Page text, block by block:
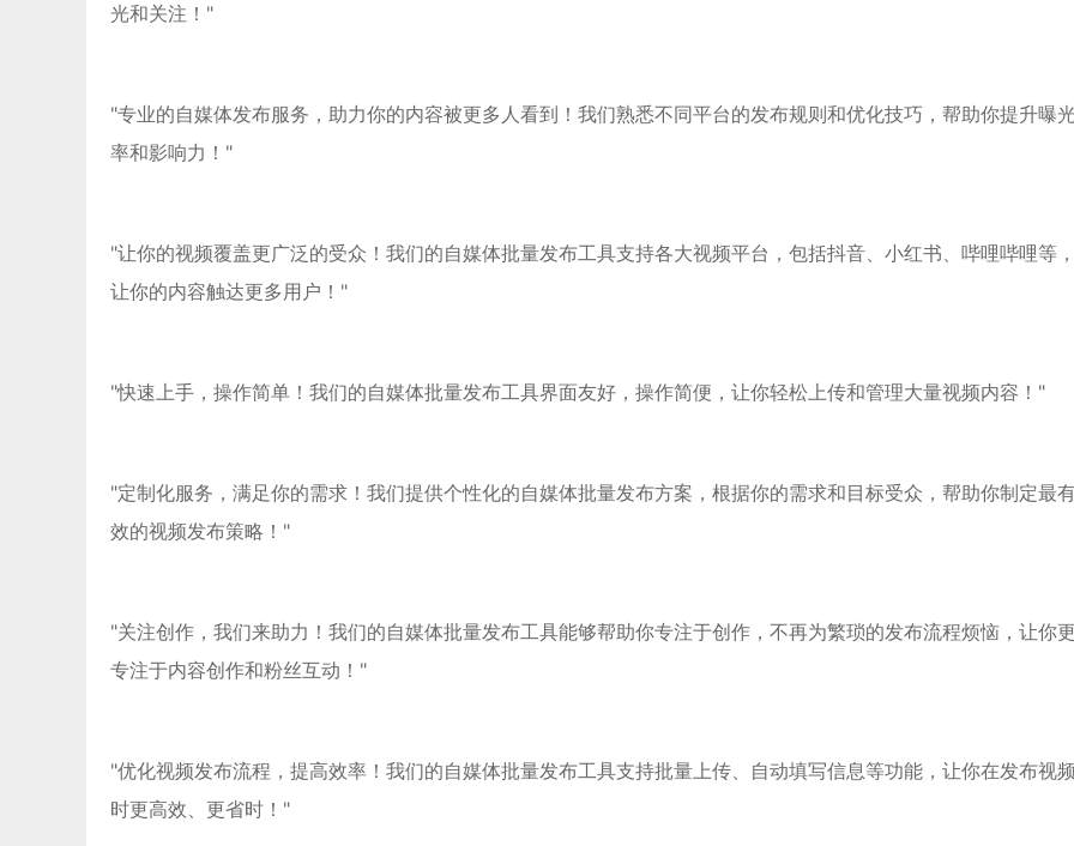
光和关注！"
"专业的自媒体发布服务，助力你的内容被更多人看到！我们熟悉不同平台的发布规则和优化技巧，帮助你提升曝
率和影响力！"
"让你的视频覆盖更广泛的受众！我们的自媒体批量发布工具支持各大视频平台，包括抖音、小红书、哔哩哔哩等
让你的内容触达更多用户！"
"快速上手，操作简单！我们的自媒体批量发布工具界面友好，操作简便，让你轻松上传和管理大量视频内容！"
"定制化服务，满足你的需求！我们提供个性化的自媒体批量发布方案，根据你的需求和目标受众，帮助你制定最
效的视频发布策略！"
"关注创作，我们来助力！我们的自媒体批量发布工具能够帮助你专注于创作，不再为繁琐的发布流程烦恼，让你
专注于内容创作和粉丝互动！"
"优化视频发布流程，提高效率！我们的自媒体批量发布工具支持批量上传、自动填写信息等功能，让你在发布视
时更高效、更省时！"